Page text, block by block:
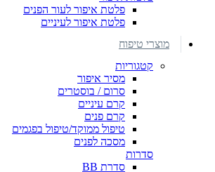
פלטת איפור לעור הפנים
פלטת איפור לעיניים
מוצרי טיפוח
קטגוריות
מסיר איפור
סרום / בוסטרים
קרם עיניים
קרם פנים
טיפול ממוקד/טיפול בפגמים
מסכה לפנים
סדרות
סדרת BB